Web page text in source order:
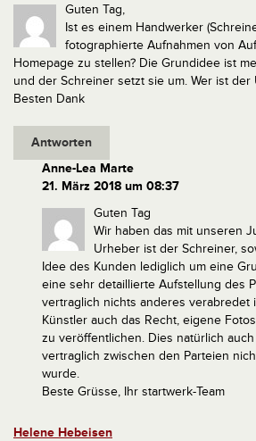
Guten Tag,
Ist es einem Handwerker
fotographierte Aufnahmen von
Homepage zu stellen? Die Grundidee ist
und der Schreiner setzt sie um. Wer ist der
Besten Dank
Antworten
Anne-Lea Marte
21. März 2018 um 08:37
Guten Tag
Wir haben das mit unseren
Urheber ist der Schreiner,
Idee des Kunden lediglich um eine
eine sehr detaillierte Aufstellung des
vertraglich nichts anderes verabredet
Künstler auch das Recht, eigene
zu veröffentlichen. Dies natürlich
vertraglich zwischen den Parteien
wurde.
Beste Grüsse, Ihr startwerk-Team
Helene Hebeisen